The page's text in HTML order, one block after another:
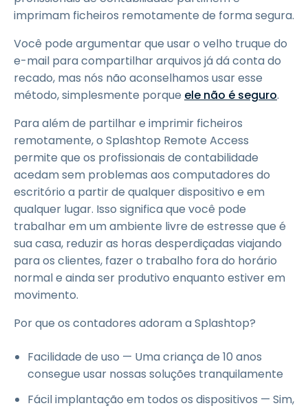
imprimam ficheiros remotamente de forma segura.
Você pode argumentar que usar o velho truque do
e-mail para compartilhar arquivos já dá conta do
recado, mas nós não aconselhamos usar esse
método, simplesmente porque ele não é seguro.
Para além de partilhar e imprimir ficheiros
remotamente, o Splashtop Remote Access
permite que os profissionais de contabilidade
acedam sem problemas aos computadores do
escritório a partir de qualquer dispositivo e em
qualquer lugar. Isso significa que você pode
trabalhar em um ambiente livre de estresse que é
sua casa, reduzir as horas desperdiçadas viajando
para os clientes, fazer o trabalho fora do horário
normal e ainda ser produtivo enquanto estiver em
movimento.
Por que os contadores adoram a Splashtop?
Facilidade de uso — Uma criança de 10 anos
consegue usar nossas soluções tranquilamente
Fácil implantação em todos os dispositivos — Sim,